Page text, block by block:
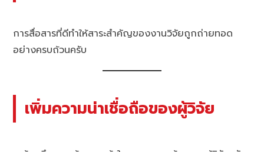
การสื่อสารที่ดีทำให้สาระสำคัญของงานวิจัยถูกถ่ายทอด
อย่างครบถ้วนครับ
เพิ่มความน่าเชื่อถือของผู้วิจัย